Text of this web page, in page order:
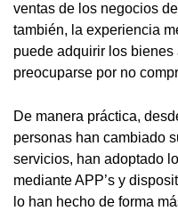
ventas de los negocios
también, la experiencia
puede adquirir los
preocuparse por no
De manera práctica,
personas han cambiado
servicios, han adoptado
mediante APP’s y
lo han hecho de forma